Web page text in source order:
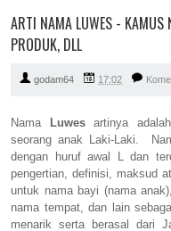
ARTI NAMA LUWES - KAMUS
PRODUK, DLL
godam64 17:02
Nama Luwesartinya
seorang anak Laki-Laki.
dengan huruf awal L dan
pengertian, definisi, maksud
untuk nama bayi (nama
nama tempat, dan lain
menarik serta berasal dari